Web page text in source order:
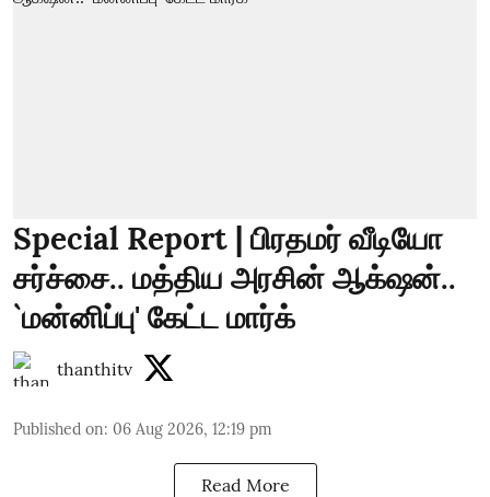
Special Report | பிரதமர் வீடியோ
சர்ச்சை.. மத்திய அரசின் ஆக்‌ஷன்..
`மன்னிப்பு' கேட்ட மார்க்
thanthitv
Published on: 06 Aug 2026, 12:19 pm
Read More